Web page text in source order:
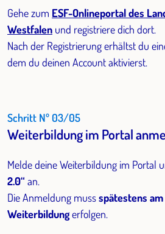
Gehe zum ESF-Onlineportal des
Westfalen und registriere dich dort.
Nach der Registrierung erhältst du
dem du deinen Account aktivierst.
Schritt Nº 03/05
Weiterbildung im Portal
Melde deine Weiterbildung im Portal
2.0“ an.
Die Anmeldung mussspätestens
Weiterbildungerfolgen.